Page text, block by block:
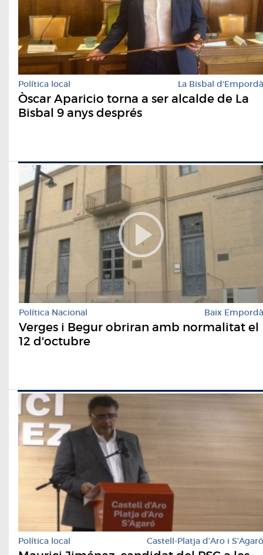
Política local La Bisbal d'Empordà
Òscar Aparicio torna a ser alcalde de La
Bisbal 9 anys després
Política Nacional Baix Empordà
Verges i Begur obriran amb normalitat el
12 d'octubre
Política local Castell-Platja d'Aro i S'Agaró